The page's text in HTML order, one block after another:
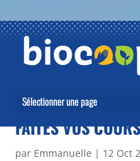
Sélectionner une page
FAITES VOS
par Emmanuelle | 12 Oct